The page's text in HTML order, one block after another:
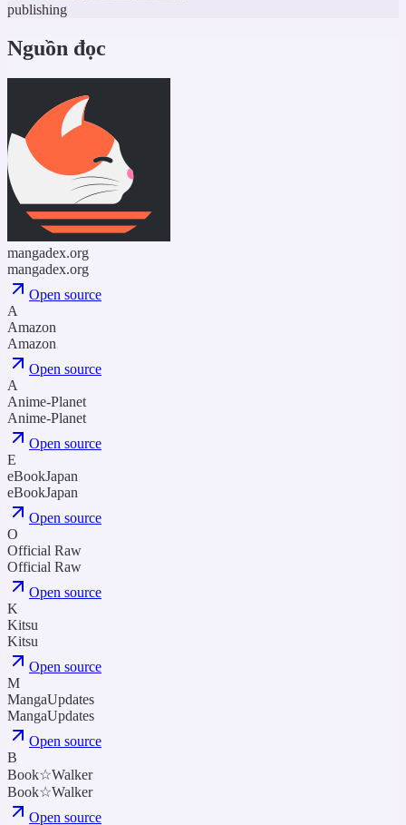
publishing
Nguồn đọc
mangadex.org
mangadex.org
Open source
A
Amazon
Amazon
Open source
A
Anime-Planet
Anime-Planet
Open source
E
eBookJapan
eBookJapan
Open source
O
Official Raw
Official Raw
Open source
K
Kitsu
Kitsu
Open source
M
MangaUpdates
MangaUpdates
Open source
B
Book☆Walker
Book☆Walker
Open source